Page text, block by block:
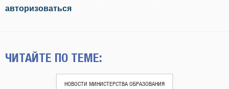
авторизоваться
ЧИТАЙТЕ ПО ТЕМЕ:
НОВОСТИ МИНИСТЕРСТВА ОБРАЗОВАНИЯ